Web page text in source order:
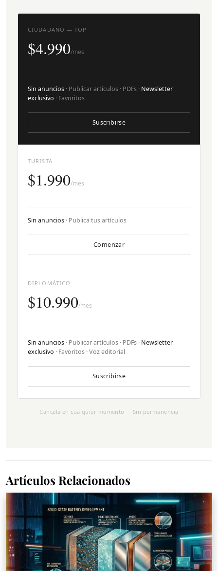
TURISTA
$1.990/mes
Sin anuncios · Publica tus artículos
Comenzar
CIUDADANO — TOP
$4.990/mes
Sin anuncios · Publicar artículos · PDFs · Newsletter
exclusivo · Favoritos
Suscribirse
DIPLOMÁTICO
$10.990/mes
Sin anuncios · Publicar artículos · PDFs · Newsletter
exclusivo · Favoritos · Voz editorial
Suscribirse
Cancela en cualquier momento · Sin permanencia
Artículos Relacionados